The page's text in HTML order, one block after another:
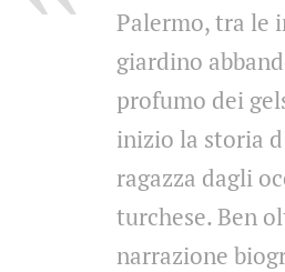
Palermo, tra le
giardino
profumo dei
inizio la storia
ragazza dagli
turchese. Ben
narrazione